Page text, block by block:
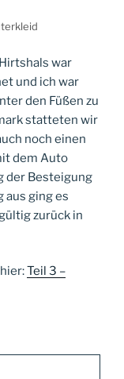
war
und ich war
den Füßen zu
statteten wir
noch einen
dem Auto
der Besteigung
aus ging es
zurück in
Teil 3 –